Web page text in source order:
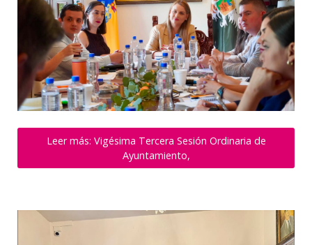
Leer más: Vigésima Tercera Sesión Ordinaria de
Ayuntamiento,